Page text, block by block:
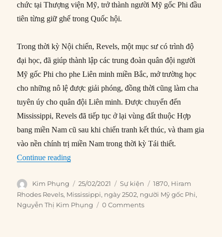
chức tại Thượng viện Mỹ, trở thành người Mỹ gốc Phi đầu
tiên từng giữ ghế trong Quốc hội.
Trong thời kỳ Nội chiến, Revels, một mục sư có trình độ
đại học, đã giúp thành lập các trung đoàn quân đội người
Mỹ gốc Phi cho phe Liên minh miền Bắc, mở trường học
cho những nô lệ được giải phóng, đồng thời cũng làm cha
tuyên úy cho quân đội Liên minh. Được chuyển đến
Mississippi, Revels đã tiếp tục ở lại vùng đất thuộc Hợp
bang miền Nam cũ sau khi chiến tranh kết thúc, và tham gia
vào nền chính trị miền Nam trong thời kỳ Tái thiết.
Continue reading“25/02/1870: Nghị sĩ người Mỹ gốc Phi đầu
Author
Kim Phụng
Posted
on
25/02/2021 Categories
Sự kiện Tags
1870, Hiram
Rhodes Revels, Mississippi, ngày 2502, người Mỹ gốc Phi,
Nguyễn Thị Kim Phụng
0 Comments